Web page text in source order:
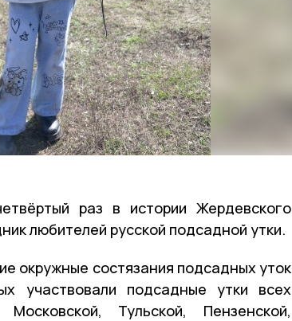
раз в истории Жердевского
любителей русской подсадной утки.
окружные состязания подсадных уток
участвовали подсадные утки всех
Тульской, Пензенской,